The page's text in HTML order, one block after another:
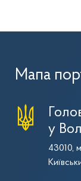
Мапа
у
43010,